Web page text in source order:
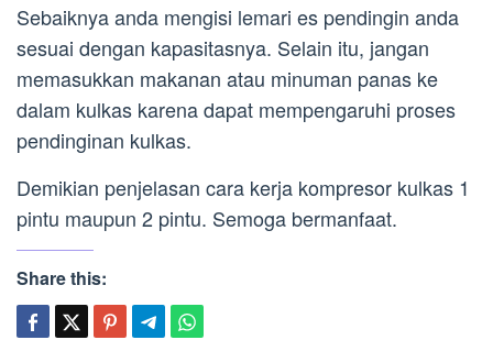
Sebaiknya anda mengisi lemari es pendingin anda
sesuai dengan kapasitasnya. Selain itu, jangan
memasukkan makanan atau minuman panas ke
dalam kulkas karena dapat mempengaruhi proses
pendinginan kulkas.
Demikian penjelasan cara kerja kompresor kulkas 1
pintu maupun 2 pintu. Semoga bermanfaat.
Share this: